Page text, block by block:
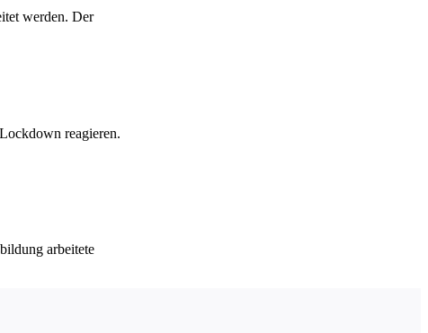
werden. Der
reagieren.
arbeitete